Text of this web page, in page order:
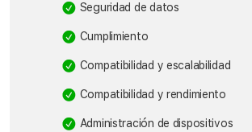
Seguridad de datos
Cumplimiento
Compatibilidad y escalabilidad
Compatibilidad y rendimiento
Administración de dispositivos